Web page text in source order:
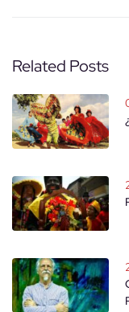
Related Posts